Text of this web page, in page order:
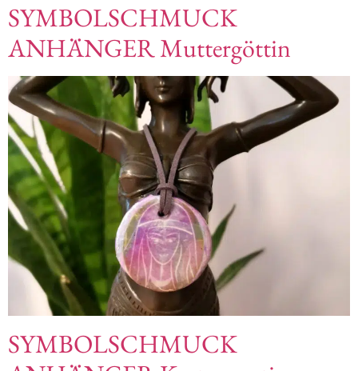
SYMBOLSCHMUCK
ANHÄNGER Muttergöttin
SYMBOLSCHMUCK